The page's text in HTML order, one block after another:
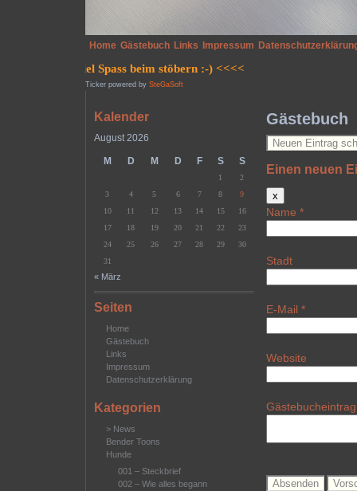
Home Gästebuch Links Impressum
Ticker powered by SteGaSoft
Kalender
August 2026
M D M D F S S
1
2
3
4 5 6 7 8
9
10
11 12 13 14 15
16
17
18 19 20 21 22
23
24
25 26 27 28 29
30
31
« März
Seiten
Home
Gästebuch
Links
Impressum
Datenschutzerklärung
Kategorien
> News
Bender Toons
Hunde
001 – Steckbrief
002 – Wie alles begann
Gästebuch
Einen neuen
x
Formular
ausblenden
Name*
Stadt
E-Mail*
Website